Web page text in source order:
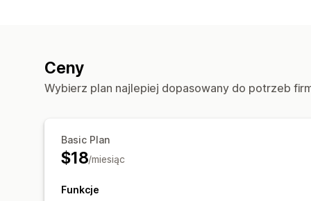
Ceny
Wybierz plan najlepiej dopasowany do potrzeb
Basic Plan
$18/miesiąc
Funkcje